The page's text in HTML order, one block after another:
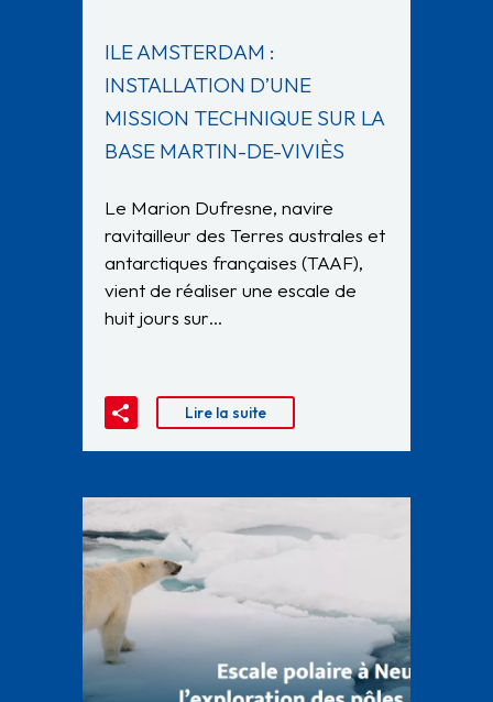
ILE AMSTERDAM :
INSTALLATION D’UNE
MISSION TECHNIQUE SUR LA
BASE MARTIN-DE-VIVIÈS
Le Marion Dufresne, navire
ravitailleur des Terres australes et
antarctiques françaises (TAAF),
vient de réaliser une escale de
huit jours sur…
Lire la suite